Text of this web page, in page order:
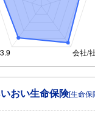
おい生命保険[生命保